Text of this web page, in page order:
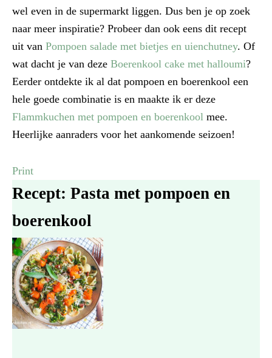
wel even in de supermarkt liggen. Dus ben je op zoek
naar meer inspiratie? Probeer dan ook eens dit recept
uit van Pompoen salade met bietjes en uienchutney. Of
wat dacht je van deze Boerenkool cake met halloumi?
Eerder ontdekte ik al dat pompoen en boerenkool een
hele goede combinatie is en maakte ik er deze
Flammkuchen met pompoen en boerenkool mee.
Heerlijke aanraders voor het aankomende seizoen!
Print
Recept: Pasta met pompoen en
boerenkool